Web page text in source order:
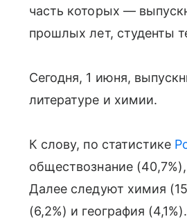
часть которых —
прошлых лет, студенты
Сегодня, 1 июня,
литературе и химии.
К слову, по статистике
обществознание
Далее следуют химия
(6,2%) и география (4,1%).